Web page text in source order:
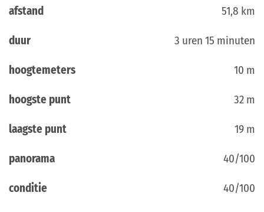
afstand 51,8 km
duur 3 uren 15 minuten
hoogtemeters 10 m
hoogste punt 32 m
laagste punt 19 m
panorama 40/100
conditie 40/100